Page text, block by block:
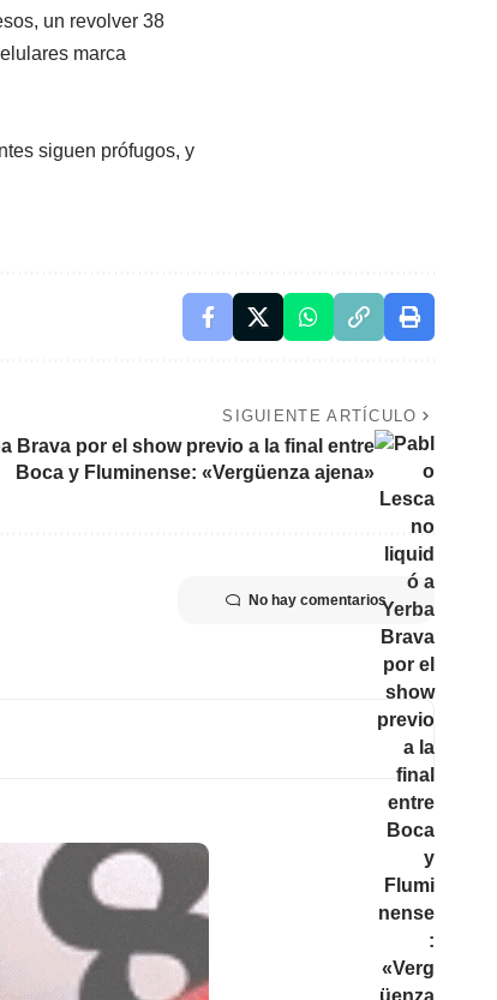
un revolver 38
marca
siguen prófugos, y
SIGUIENTE ARTÍCULO
Brava por el show previo a la final entre
Boca y Fluminense: «Vergüenza ajena»
No hay comentarios